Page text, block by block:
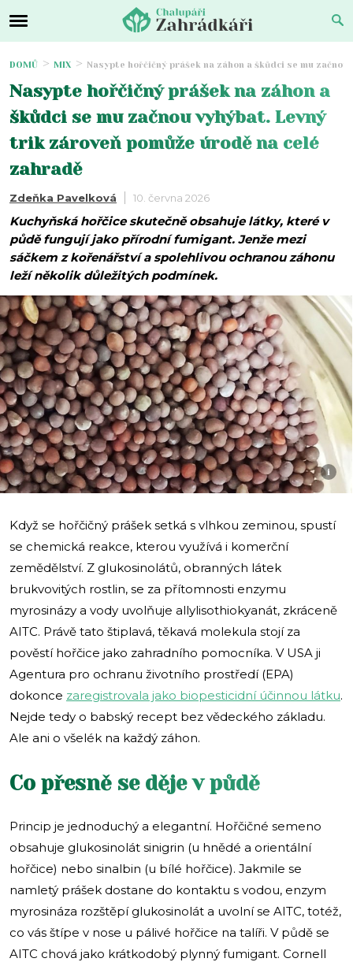
DOMŮ MIX Nasypte hořčičný prášek na záhon a škůdci se mu
Nasypte hořčičný prášek na záhon a
škůdci se mu začnou vyhýbat. Levný
trik zároveň pomůže úrodě na celé
zahradě
Zdeňka Pavelková 10. června 2026
Kuchyňská hořčice skutečně obsahuje látky, které v
půdě fungují jako přírodní fumigant. Jenže mezi
sáčkem z kořenářství a spolehlivou ochranou záhonu
leží několik důležitých podmínek.
i
Když se hořčičný prášek setká s vlhkou zeminou, spustí
se chemická reakce, kterou využívá i komerční
zemědělství. Z glukosinolátů, obranných látek
brukvovitých rostlin, se za přítomnosti enzymu
myrosinázy a vody uvolňuje allylisothiokyanát, zkráceně
AITC. Právě tato štiplavá, těkavá molekula stojí za
pověstí hořčice jako zahradního pomocníka. V USA ji
Agentura pro ochranu životního prostředí (EPA)
dokonce zaregistrovala jako biopesticidní účinnou látku.
Nejde tedy o babský recept bez vědeckého základu.
Ale ani o všelék na každý záhon.
Co přesně se děje v půdě
Princip je jednoduchý a elegantní. Hořčičné semeno
obsahuje glukosinolát sinigrin (u hnědé a orientální
hořčice) nebo sinalbin (u bílé hořčice). Jakmile se
namletý prášek dostane do kontaktu s vodou, enzym
myrosináza rozštěpí glukosinolát a uvolní se AITC, totéž,
co vás štípe v nose u pálivé hořčice na talíři. V půdě se
AITC chová jako krátkodobý plynný fumigant. Cornell